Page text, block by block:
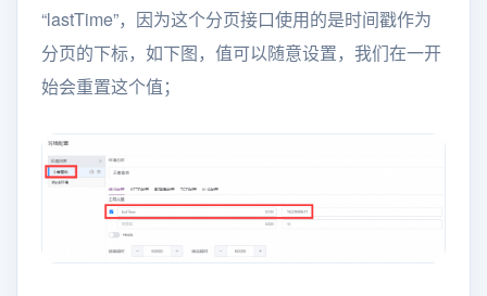
“lastTime”，因为这个分页接口使用的是时间戳作为
分页的下标，如下图，值可以随意设置，我们在一开
始会重置这个值；